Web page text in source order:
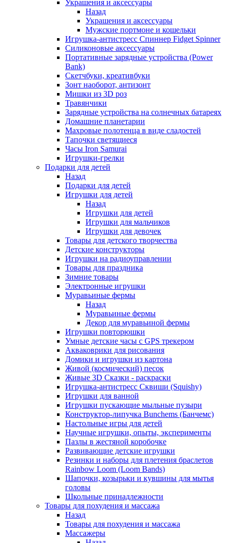
Украшения и аксессуары
Назад
Украшения и аксессуары
Мужские портмоне и кошельки
Игрушка-антистресс Спиннер Fidget Spinner
Силиконовые аксессуары
Портативные зарядные устройства (Power
Bank)
Скетчбуки, креативбуки
Зонт наоборот, антизонт
Мишки из 3D роз
Травянчики
Зарядные устройства на солнечных батареях
Домашние планетарии
Махровые полотенца в виде сладостей
Тапочки светящиеся
Часы Iron Samurai
Игрушки-грелки
Подарки для детей
Назад
Подарки для детей
Игрушки для детей
Назад
Игрушки для детей
Игрушки для мальчиков
Игрушки для девочек
Товары для детского творчества
Детские конструкторы
Игрушки на радиоуправлении
Товары для праздника
Зимние товары
Электронные игрушки
Муравьиные фермы
Назад
Муравьиные фермы
Декор для муравьиной фермы
Игрушки повторюшки
Умные детские часы с GPS трекером
Акваковрики для рисования
Домики и игрушки из картона
Живой (космический) песок
Живые 3D Сказки - раскраски
Игрушка-антистресс Сквиши (Squishy)
Игрушки для ванной
Игрушки пускающие мыльные пузыри
Конструктор-липучка Bunchems (Банчемс)
Настольные игры для детей
Научные игрушки, опыты, эксперименты
Пазлы в жестяной коробочке
Развивающие детские игрушки
Резинки и наборы для плетения браслетов
Rainbow Loom (Loom Bands)
Шапочки, козырьки и кувшины для мытья
головы
Школьные принадлежности
Товары для похудения и массажа
Назад
Товары для похудения и массажа
Массажеры